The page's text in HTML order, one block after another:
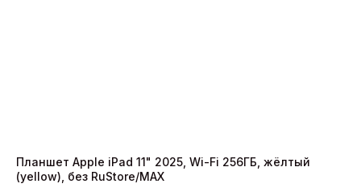
Планшет Apple iPad 11" 2025, Wi-Fi 256ГБ, жёлтый
(yellow), без RuStore/MAX